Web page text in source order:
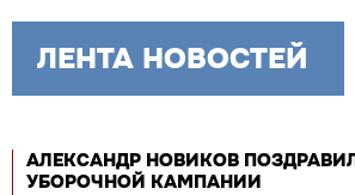
ЛЕНТА НОВОСТЕЙ
АЛЕКСАНДР НОВИКОВ
УБОРОЧНОЙ КАМПАНИИ